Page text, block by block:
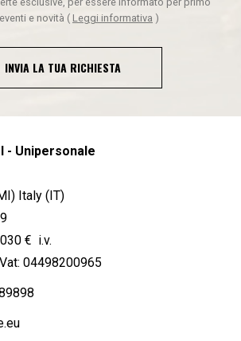
e novità ( Leggi informativa )
INVIA LA TUA RICHIESTA
- Unipersonale
Italy (IT)
€ i.v.
Vat: 04498200965